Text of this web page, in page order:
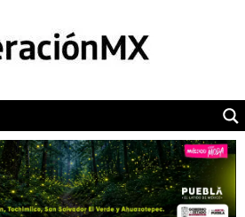
POLÍTICA
CAMALEÓN
OPINIÓN
DEPORTES